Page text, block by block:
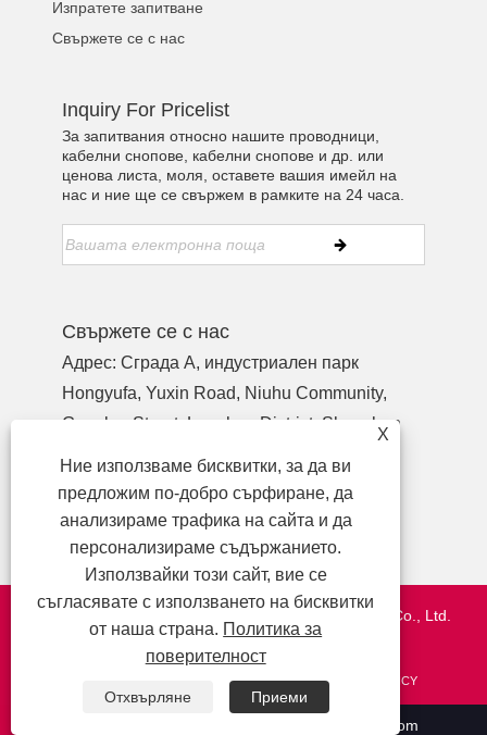
Изпратете запитване
Свържете се с нас
Inquiry For Pricelist
За запитвания относно нашите проводници,
кабелни снопове, кабелни снопове и др. или
ценова листа, моля, оставете вашия имейл на
нас и ние ще се свържем в рамките на 24 часа.
Свържете се с нас
Адрес: Сграда A, индустриален парк
Hongyufa, Yuxin Road, Niuhu Community,
Guanlan Street, Longhua District, Shenzhen
+86-755-27990932
Телефон:+86-13713718026
електронна поща:wzl@szydr.com
Авторско право © 2021 Shenzhen YDR Connector Co., Ltd.
RSS XML PRIVACY POLICY
X
Ние използваме бисквитки, за да ви
предложим по-добро сърфиране, да
анализираме трафика на сайта и да
персонализираме съдържанието.
Използвайки този сайт, вие се
съгласявате с използването на бисквитки
от наша страна. Политика за
поверителност
Отхвърляне
Приеми
wzl@szydr.com